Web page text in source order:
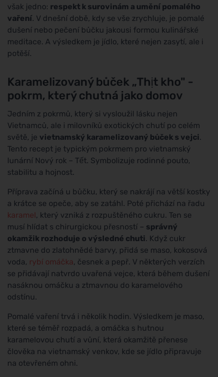
však jedno: respekt k surovinám a umění pomalého
vaření. V dnešní době, kdy se vše zrychluje, je pomalé
dušení nebo pečení bůčku jakousi formou kulinářské
meditace. A výsledkem je jídlo, které nejen zasytí, ale i
potěší.
Karamelizovaný bůček „Thịt kho" -
pokrm, který chutná jako domov
Jedním z pokrmů, který si vysloužil lásku nejen
Vietnamců, ale i milovníků exotických chutí po celém
světě, je vietnamský karamelizovaný bůček s vejci.
Tento recept je typickým pokrmem pro vietnamský
lunární Nový rok – Tết. Symbolizuje rodinné pouto,
stabilitu a hojnost.
Příprava začíná u bůčku, který se nakrájí na větší kostky
a krátce se opeče, aby se zatáhl. Poté přichází na řadu
karamel, který vzniká z rozpuštěného cukru. Ten se
musí hlídat s chirurgickou přesností – správný
okamžik rozhoduje o výsledné chuti. Když cukr
ztmavne do zlatohnědé barvy, přidá se maso, kokosová
voda, rybí omáčka, česnek a pepř. V některých verzích
se přidávají natvrdo uvařená vejce, která během dušení
nasáknou omáčku a ztmavnou do karamelového
odstínu.
Pomalé vaření trvá i několik hodin. Výsledkem je maso,
které se téměř rozpadá, a omáčka s hutnou
karamelovou chutí a vůní, která okamžitě přenese
člověka na vietnamský venkov, kde se jídlo připravuje
na otevřeném ohni.